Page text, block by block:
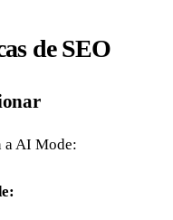
de SEO
a AI Mode: